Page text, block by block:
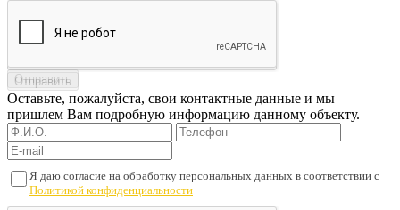
Оставьте, пожалуйста, свои контактные данные и мы
пришлем Вам подробную информацию данному объекту.
Я даю согласие на обработку персональных данных в соответствии с
Политикой конфиденциальности